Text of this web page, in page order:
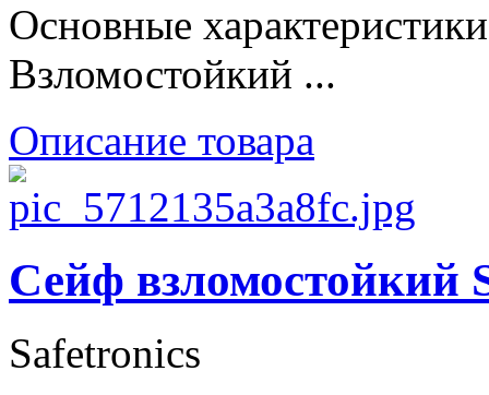
Основные
Взломостойкий ...
Описание товара
Сейф взломостойкий
Safetronics